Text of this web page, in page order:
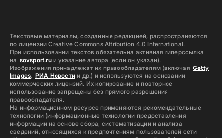
Текстовые материалы, созданные редакцией, распространяются
по лицензии Creative Commons Attribution 4.0 International.
При использовании текстов обязательна активная гиперссылка
на sovsport.ruи указание автора (если он указан).
Изображения принадлежат их правообладателям (включая Getty
Images, РИА Новостии др.) и используются на основании
коммерческих лицензий. Их копирование и повторное
использование запрещены без прямого разрешения
правообладателя.
На информационном ресурсе применяются рекомендательные
технологии (информационные технологии предоставления
информации на основе сбора, систематизации и анализа
сведений, относящихся к предпочтениям пользователей сети